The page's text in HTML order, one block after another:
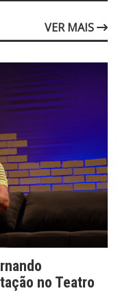
VER MAIS
no Teatro